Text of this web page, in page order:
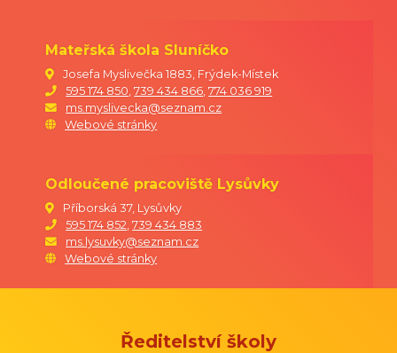
Mateřská škola Sluníčko
Josefa Myslivečka 1883, Frýdek-Místek
595 174 850 ,739 434 866 ,774 036 919
ms.myslivecka@seznam.cz
Webové stránky
Odloučené pracoviště Lysůvky
Příborská 37, Lysůvky
595 174 852 ,739 434 883
ms.lysuvky@seznam.cz
Webové stránky
Ředitelství školy